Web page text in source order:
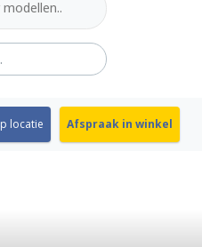
locatie Afspraak in winkel